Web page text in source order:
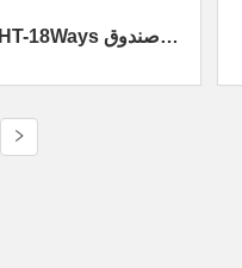
HT-18Ways صندوق
توزيع مقاوم للماء